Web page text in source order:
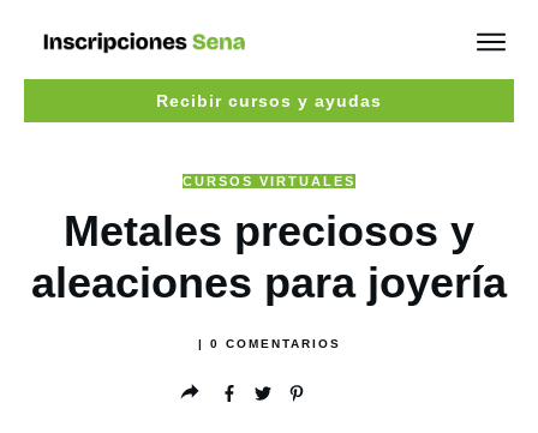
Recibir cursos y ayudas
CURSOS VIRTUALES
Metales preciosos y
aleaciones para joyería
0 COMENTARIOS